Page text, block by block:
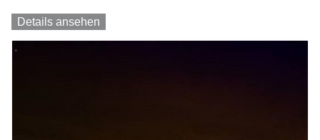
Details ansehen